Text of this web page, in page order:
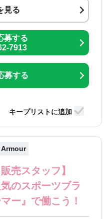
見る
募する
7913
募する
売スタッフ】
のスポーツブラ
ー』で働こう！